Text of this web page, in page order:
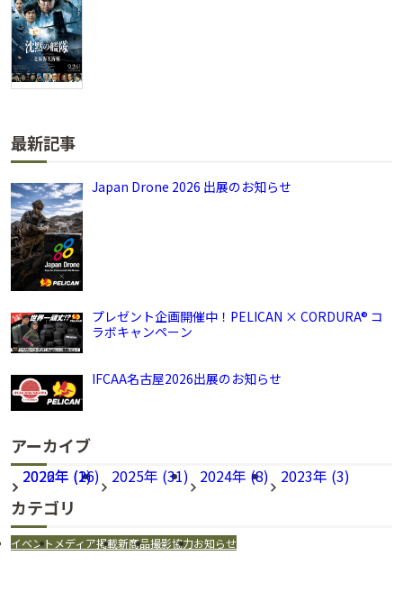
最新記事
Japan Drone 2026 出展のお知らせ
プレゼント企画開催中！PELICAN × CORDURA® コ
ラボキャンペーン
IFCAA名古屋2026出展のお知らせ
アーカイブ
2026年 (16) 2025年 (31) 2024年 (8) 2023年 (3)
2022年 (2)
カテゴリ
イベントメディア掲載新商品撮影協力お知らせ